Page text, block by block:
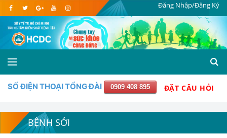
Đăng Nhập/Đăng Ký
SỐ ĐIỆN THOẠI TỔNG ĐÀI 0909 408 895 ĐẶT CÂU HỎI
BỆNH SỞI